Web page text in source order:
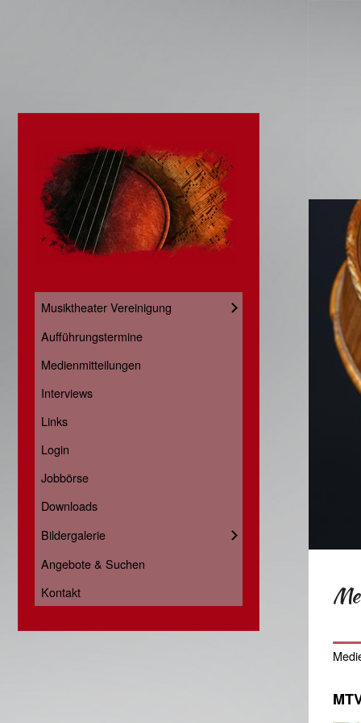
Musiktheater Vereinigung
Aufführungstermine
Medienmitteilungen
Interviews
Links
Login
Jobbörse
Downloads
Bildergalerie
Angebote & Suchen
Kontakt